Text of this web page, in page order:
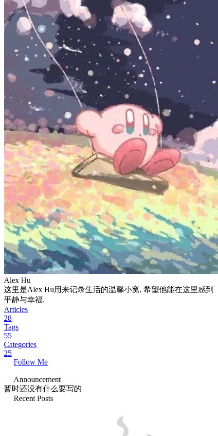
Alex Hu
这里是Alex Hu用来记录生活的温馨小窝, 希望他能在这里感到
平静与幸福.
Articles
28
Tags
55
Categories
25
Follow Me
Announcement
暂时还没有什么要写的
Recent Posts